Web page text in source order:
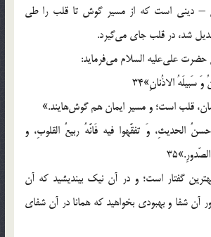
دينى است كه از مسير گوش تا قلب را طى
شد، در قلب جاى مى‌گيرد.
حضرت على‌عليه السلام مى‌فرمايد:
الاذُنانِ»34
قلب است؛ و مسير ايمان هم گوش‌هايند.»
الحديثِ، وَ تفقَّهوا فيه فَانَّهُ ربيعُ القلوبِ، و
گفتار است؛ و در آن نيك بينديشيد كه آن
آن شفا و بهبودى بخواهيد كه همانا در آن شفاى